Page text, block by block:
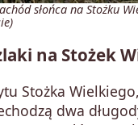
słońca na Stożku
na Stożek
Stożka
dwa